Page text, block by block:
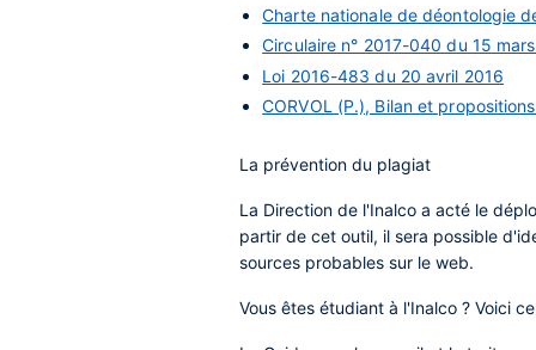
Charte nationale de déontologie
Circulaire n° 2017-040 du 15
Loi 2016-483 du 20 avril 2016
CORVOL (P.), Bilan et
La prévention du plagiat
La Direction de l'Inalco a acté le
partir de cet outil, il sera possible
sources probables sur le web.
Vous êtes étudiant à l'Inalco ? Voici